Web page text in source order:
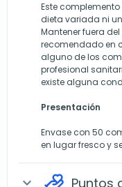
Este
dieta variada ni
Mantener fuera
recomendado en
alguno de los
profesional
existe alguna
Presentación
Envase con 50
en lugar fresco y
expand_more Puntos